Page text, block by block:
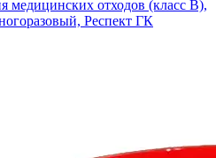
медицинских отходов (класс В),
Респект ГК